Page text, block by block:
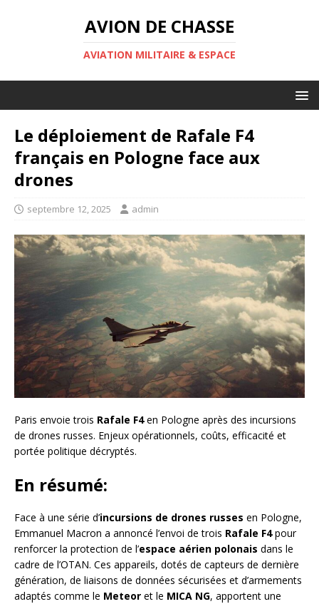
AVION DE CHASSE
AVIATION MILITAIRE & ESPACE
Le déploiement de Rafale F4
français en Pologne face aux
drones
septembre 12, 2025 admin
Paris envoie trois Rafale F4en Pologne après des incursions
de drones russes. Enjeux opérationnels, coûts, efficacité et
portée politique décryptés.
En résumé:
Face à une série d’incursions de drones russes en Pologne,
Emmanuel Macron a annoncé l’envoi de trois Rafale F4pour
renforcer la protection de l’espace aérien polonais dans le
cadre de l’OTAN. Ces appareils, dotés de capteurs de dernière
génération, de liaisons de données sécurisées et d’armements
adaptés comme le Meteor et le MICA NG, apportent une